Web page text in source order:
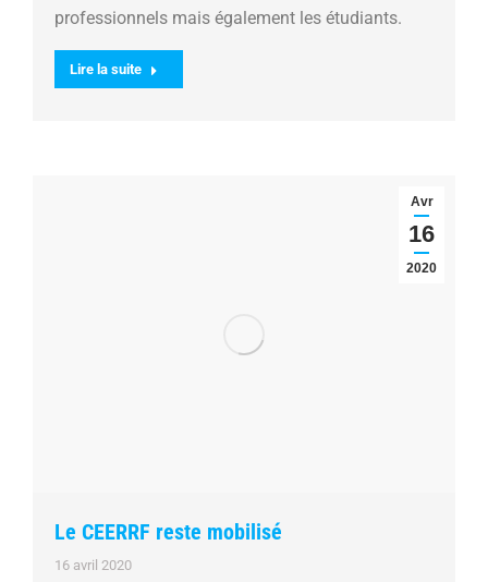
professionnels mais également les étudiants.
Lire la suite
Avr
16
2020
Le CEERRF reste mobilisé
16 avril 2020